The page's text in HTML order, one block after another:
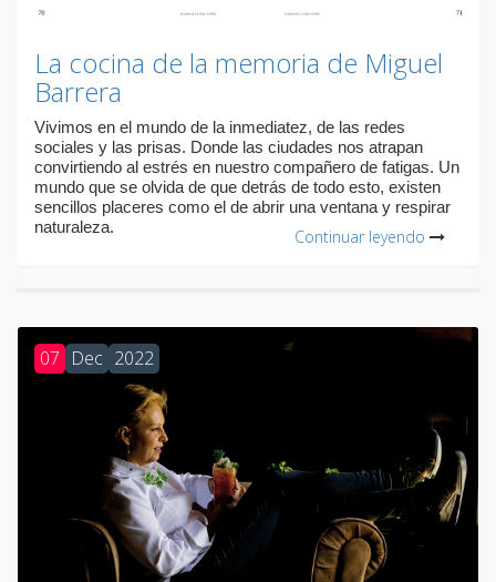
La cocina de la memoria de Miguel
Barrera
Vivimos en el mundo de la inmediatez, de las redes
sociales y las prisas. Donde las ciudades nos atrapan
convirtiendo al estrés en nuestro compañero de fatigas. Un
mundo que se olvida de que detrás de todo esto, existen
sencillos placeres como el de abrir una ventana y respirar
naturaleza.
Continuar leyendo
07 Dec 2022